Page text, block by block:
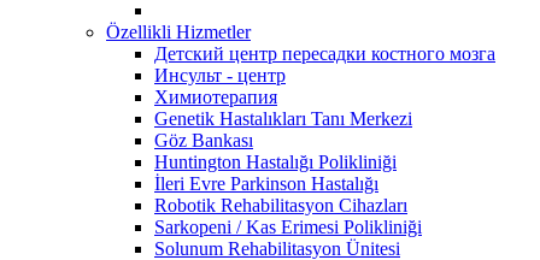
Özellikli Hizmetler
Детский центр пересадки костного мозга
Инсульт - центр
Химиотерапия
Genetik Hastalıkları Tanı Merkezi
Göz Bankası
Huntington Hastalığı Polikliniği
İleri Evre Parkinson Hastalığı
Robotik Rehabilitasyon Cihazları
Sarkopeni / Kas Erimesi Polikliniği
Solunum Rehabilitasyon Ünitesi